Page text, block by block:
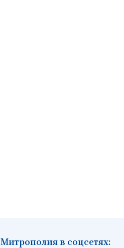
Митрополия в соцсетях: